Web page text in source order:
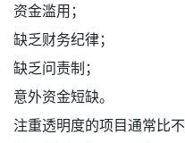
资金滥用；
缺乏财务纪律；
缺乏问责制；
意外资金短缺。
注重透明度的项目通常比